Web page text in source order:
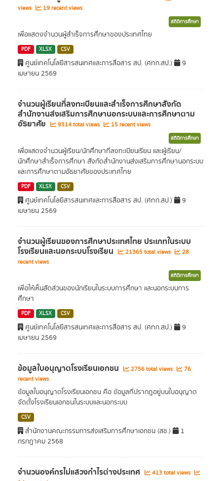
views
19 recent views
สถิติการศึกษา
เพื่อแสดงจำนวนผู้สำเร็จการศึกษาของประเทศไทย
PDF XLSX CSV
ศูนย์เทคโนโลยีสารสนเทศและการสื่อสาร สป. (ศทก.สป.)
9
เมษายน 2569
จำนวนผู้เรียนที่ลงทะเบียนและสำเร็จการศึกษาสังกัด
สำนักงานส่งเสริมการศึกษานอกระบบและการศึกษาตาม
อัธยาศัย 9314 total views 15 recent views
สถิติการศึกษา
เพื่อแสดงจำนวนผู้เรียน/นักศึกษาที่ลงทะเบียนเรียน และผู้เรียน/
นักศึกษาสำเร็จการศึกษา สังกัดสำนักงานส่งเสริมการศึกษานอกระบบ
และการศึกษาตามอัธยาศัยของประเทศไทย
PDF XLSX CSV
ศูนย์เทคโนโลยีสารสนเทศและการสื่อสาร สป. (ศทก.สป.)
9
เมษายน 2569
จำนวนผู้เรียนของการศึกษาประเทศไทย ประเภทในระบบ
โรงเรียนและนอกระบบโรงเรียน 21365 total views
28
recent views
สถิติการศึกษา
เพื่อให้เห็นสัดส่วนของนักเรียนในระบบการศึกษา และนอกระบบการ
ศึกษา
PDF XLSX CSV
ศูนย์เทคโนโลยีสารสนเทศและการสื่อสาร สป. (ศทก.สป.)
9
เมษายน 2569
ข้อมูลใบอนุญาตโรงเรียนเอกชน 2756 total views
76
recent views
ข้อมูลใบอนุญาตโรงเรียนเอกชน คือ ข้อมูลที่ปรากฎอยู่บนใบอนุญาต
จัดตั้งโรงเรียนเอกชนในระบบและนอกระบบ
CSV
สำนักงานคณะกรรมการส่งเสริมการศึกษาเอกชน (สช.)
1
กรกฎาคม 2568
จำนวนองค์กรไม่แสวงกำไรต่างประเทศ
413 total views